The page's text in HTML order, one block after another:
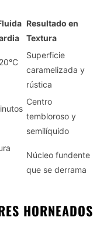
Resultado en
Textura
Superficie
caramelizada y
rústica
Centro
tembloroso y
semilíquido
Núcleo fundente
que se derrama
HORNEADOS